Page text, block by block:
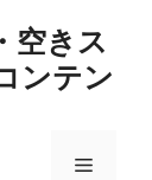
空きス
ンテン
メ